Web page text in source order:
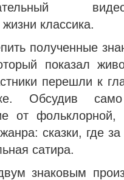
классика.
полученные
показал
перешли к
Обсудив
от фольклорной,
сказки, где
сатира.
знаковым